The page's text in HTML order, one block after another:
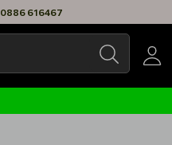
0886 616467